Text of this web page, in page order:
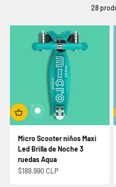
28
Micro Scooter niños Maxi
Led Brilla de Noche 3
ruedas Aqua
Precio de oferta
$189.990 CLP